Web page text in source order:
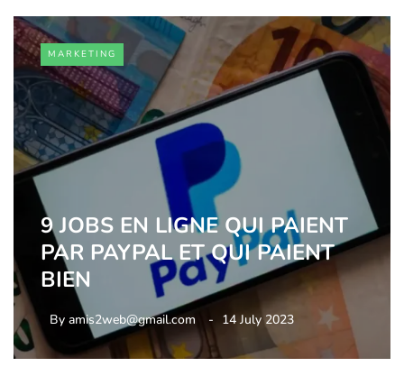
MARKETING
9 JOBS EN LIGNE QUI PAIENT
PAR PAYPAL ET QUI PAIENT
BIEN
By amis2web@gmail.com 14 July 2023